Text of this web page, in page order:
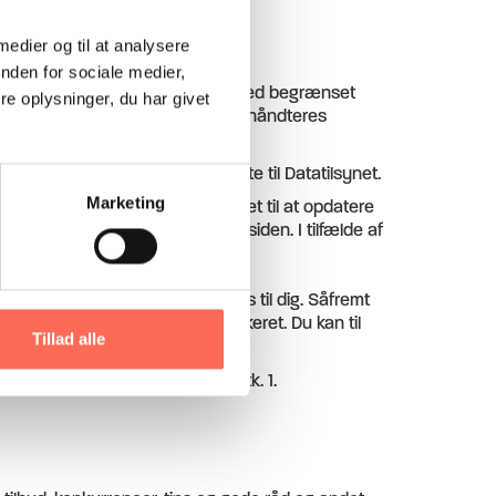
og til at analysere
for sociale medier,
oplysninger, du har givet
Marketing
Tillad alle
oplysninger på sikre servere med begrænset
at vores brugeroplysninger håndteres
eget ansvar.
myndigheder og indberette til Datatilsynet.
Vi forbeholder os derfor ret til at opdatere
“sidst opdateret” nederst på siden. I tilfælde af
der kan henføres til dig. Såfremt
berigtiget, slettet eller blokeret. Du kan til
dit samtykke.
jf. persondatalovens § 58, stk. 1.